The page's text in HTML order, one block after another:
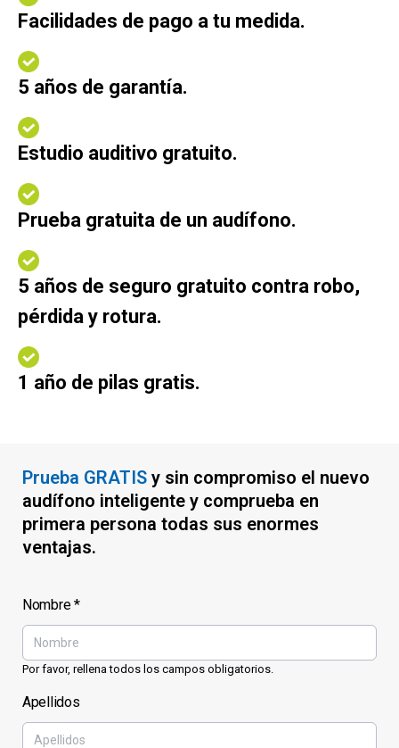
Facilidades de pago a tu medida.
5 años de garantía.
Estudio auditivo gratuito.
Prueba gratuita de un audífono.
5 años de seguro gratuito contra robo,
pérdida y rotura.
1 año de pilas gratis.
Prueba GRATIS y sin compromiso el nuevo
audífono inteligente y comprueba en
primera persona todas sus enormes
ventajas.
Nombre*
Por favor, rellena todos los campos obligatorios.
Apellidos